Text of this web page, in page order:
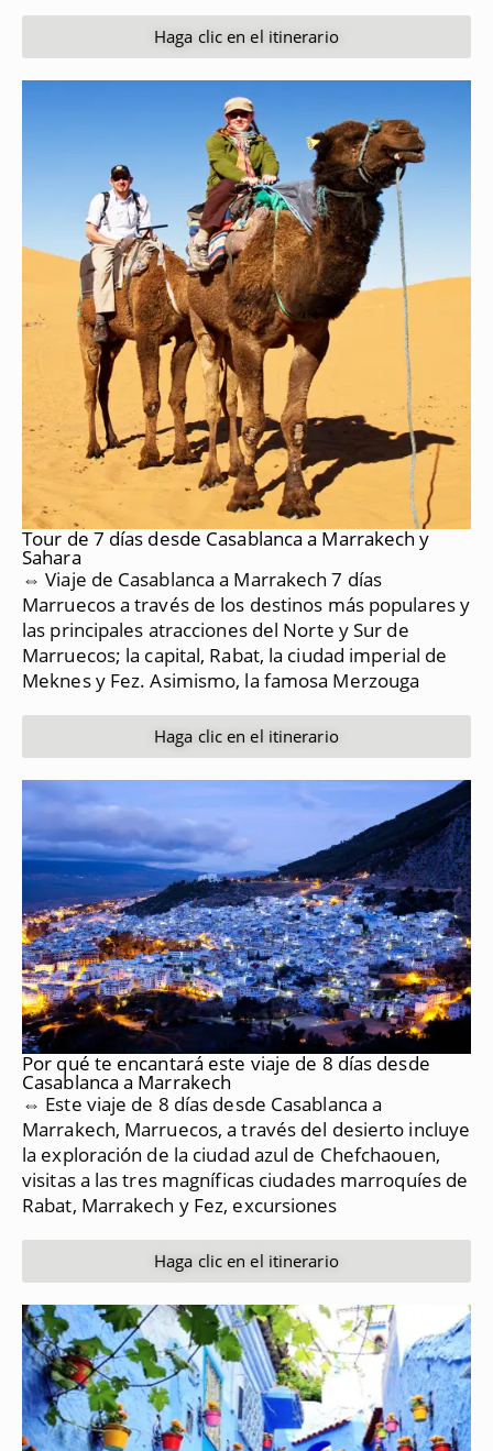
Haga clic en el itinerario
Tour de 7 días desde Casablanca a Marrakech y
Sahara
⇔ Viaje de Casablanca a Marrakech 7 días
Marruecos a través de los destinos más populares y
las principales atracciones del Norte y Sur de
Marruecos; la capital, Rabat, la ciudad imperial de
Meknes y Fez. Asimismo, la famosa Merzouga
Haga clic en el itinerario
Por qué te encantará este viaje de 8 días desde
Casablanca a Marrakech
⇔ Este viaje de 8 días desde Casablanca a
Marrakech, Marruecos, a través del desierto incluye
la exploración de la ciudad azul de Chefchaouen,
visitas a las tres magníficas ciudades marroquíes de
Rabat, Marrakech y Fez, excursiones
Haga clic en el itinerario